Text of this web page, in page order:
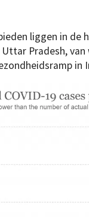
liggen in
Pradesh,
in